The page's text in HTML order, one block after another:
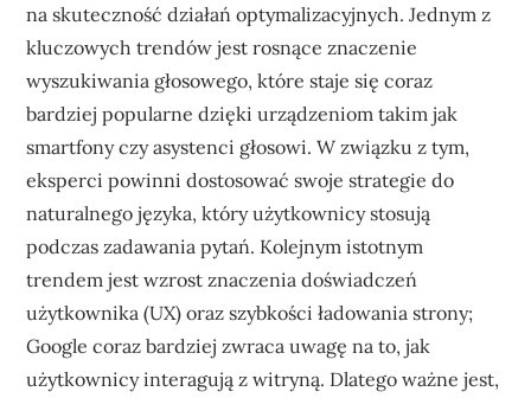
na skuteczność działań optymalizacyjnych. Jednym z
kluczowych trendów jest rosnące znaczenie
wyszukiwania głosowego, które staje się coraz
bardziej popularne dzięki urządzeniom takim jak
smartfony czy asystenci głosowi. W związku z tym,
eksperci powinni dostosować swoje strategie do
naturalnego języka, który użytkownicy stosują
podczas zadawania pytań. Kolejnym istotnym
trendem jest wzrost znaczenia doświadczeń
użytkownika (UX) oraz szybkości ładowania strony;
Google coraz bardziej zwraca uwagę na to, jak
użytkownicy interagują z witryną. Dlatego ważne jest,